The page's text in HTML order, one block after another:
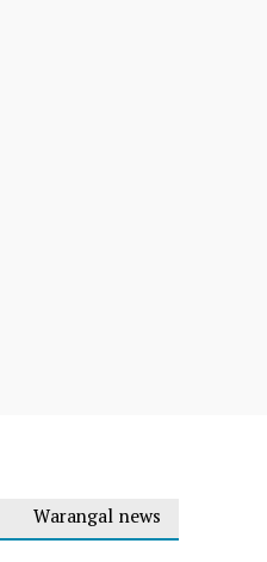
Warangal news